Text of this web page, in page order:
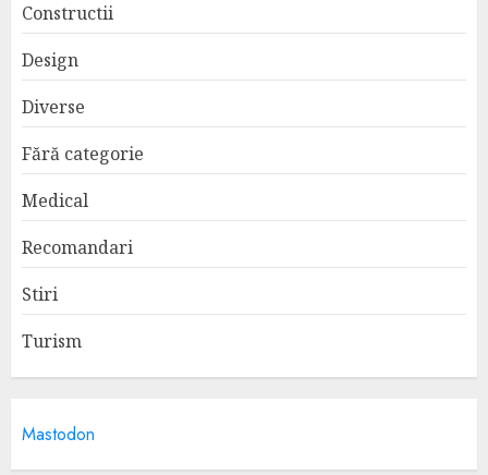
Constructii
Design
Diverse
Fără categorie
Medical
Recomandari
Stiri
Turism
Mastodon